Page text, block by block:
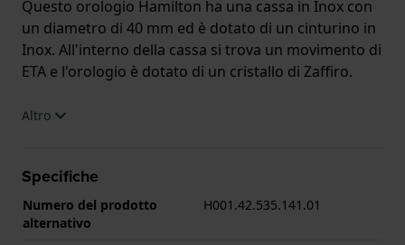
Questo orologio Hamilton ha una cassa in Inox con
un diametro di 40 mm ed è dotato di un cinturino in
Inox. All'interno della cassa si trova un movimento di
ETA e l'orologio è dotato di un cristallo di Zaffiro.
L'orologio è impermeabile a 5ATM. Questo significa
.
Altro
Specifiche
Numero del prodotto
alternativo
H001.42.535.141.01